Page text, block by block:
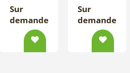
Sur
demande
Sur
demande